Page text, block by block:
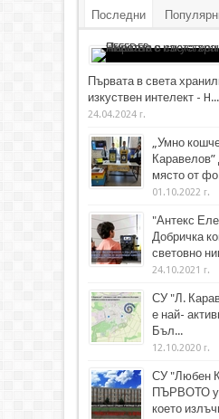
Последни
Първата в света
изкуствен интелект - H...
24.04.2024 г.
„Умно
място от
01.10.2022 г.
"Антекс
Добричка
световно
24.10.2021 г.
СУ "Л.
е най-
Бъл...
12.10.2020 г.
СУ "Любен
ПЪРВОТО
което